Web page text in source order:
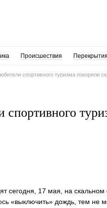
Происшествия
спортивного туризма покоряли
сегодня, 17 мая, на скальном
«выключить» дождь, тем не